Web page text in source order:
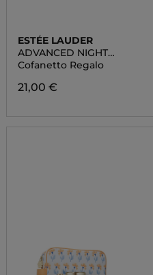
ESTÉE LAUDER
ADVANCED NIGHT
REPAIR DUO SET
Cofanetto Regalo
21,00 €